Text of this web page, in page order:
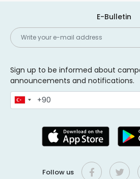
E-Bulletin
Sign up to be informed about
announcements and notifications.
Follow us